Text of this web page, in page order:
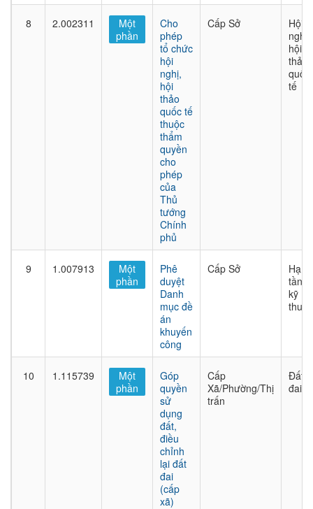
8 2.002311
Một
phần
Cho
phép
tổ chức
hội
nghị,
hội
thảo
quốc tế
thuộc
thẩm
quyền
cho
phép
của
Thủ
tướng
Chính
phủ
Cấp Sở
Hội
nghị,
hội
thảo
quốc
tế
9 1.007913
Một
phần
Phê
duyệt
Danh
mục đề
án
khuyến
công
Cấp Sở
Hạ
tầng
kỹ
thuật
10 1.115739
Một
phần
Góp
quyền
sử
dụng
đất,
điều
chỉnh
lại đất
đai
(cấp
xã)
Cấp
Xã/Phường/Thị
trấn
Đất
đai